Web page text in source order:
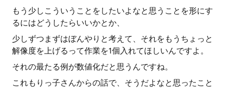
もう少しこういうことをしたいよなと思うことを形にす
るにはどうしたらいいかとか、
少しずつまずはぼんやりと考えて、それをもうちょっと
解像度を上げるって作業を1個入れてほしいんですよ。
それの最たる例が数値化だと思うんですね。
これもりっ子さんからの話で、そうだよなと思ったこと